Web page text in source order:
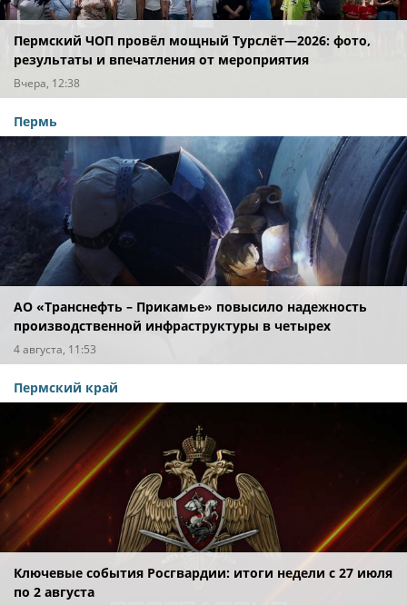
Пермский ЧОП провёл мощный Турслёт—2026: фото,
результаты и впечатления от мероприятия
Вчера, 12:38
Пермь
АО «Транснефть – Прикамье» повысило надежность
производственной инфраструктуры в четырех
регионах
4 августа, 11:53
Пермский край
Ключевые события Росгвардии: итоги недели с 27 июля
по 2 августа